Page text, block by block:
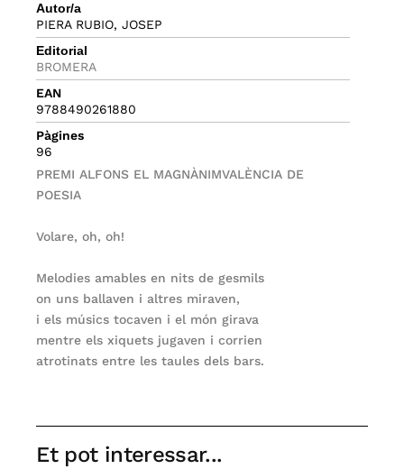
Autor/a
PIERA RUBIO, JOSEP
Editorial
BROMERA
EAN
9788490261880
Pàgines
96
PREMI ALFONS EL MAGNÀNIMVALÈNCIA DE
POESIA
Volare, oh, oh!
Melodies amables en nits de gesmils
on uns ballaven i altres miraven,
i els músics tocaven i el món girava
mentre els xiquets jugaven i corrien
atrotinats entre les taules dels bars.
Et pot interessar...